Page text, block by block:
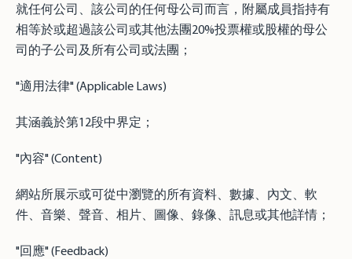
就任何公司、該公司的任何母公司而言，附屬成員指持有
相等於或超過該公司或其他法團20%投票權或股權的母公
司的子公司及所有公司或法團；
"適用法律" (Applicable Laws)
其涵義於第12段中界定；
"內容" (Content)
網站所展示或可從中瀏覽的所有資料、數據、內文、軟
件、音樂、聲音、相片、圖像、錄像、訊息或其他詳情；
"回應" (Feedback)